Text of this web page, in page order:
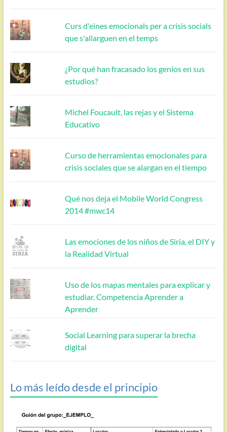
Curs d'eines emocionals per a crisis socials
que s'allarguen en el temps
¿Por qué han fracasado los genios en sus
estudios?
Michel Foucault, las rejas y el Sistema
Educativo
Curso de herramientas emocionales para
crisis sociales que se alargan en el tiempo
Qué nos deja el Mobile World Congress
2014 #mwc14
Las emociones de los niños de Siria, el DIY y
la Realidad Virtual
Uso de los mapas mentales para explicar y
estudiar. Competencia Aprender a
Aprender
Social Learning para superar la brecha
digital
Lo más leído desde el principio